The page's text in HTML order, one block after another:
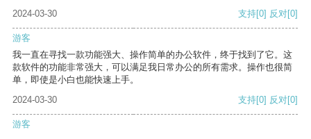
2024-03-30
支持[0] 反对[0]
游客
我一直在寻找一款功能强大、操作简单的办公软件，终于找到了它。这
款软件的功能非常强大，可以满足我日常办公的所有需求。操作也很简
单，即使是小白也能快速上手。
2024-03-30
支持[0] 反对[0]
游客